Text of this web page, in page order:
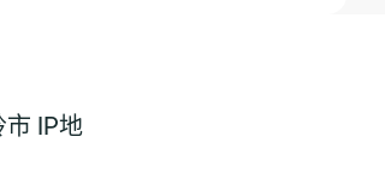
IP地